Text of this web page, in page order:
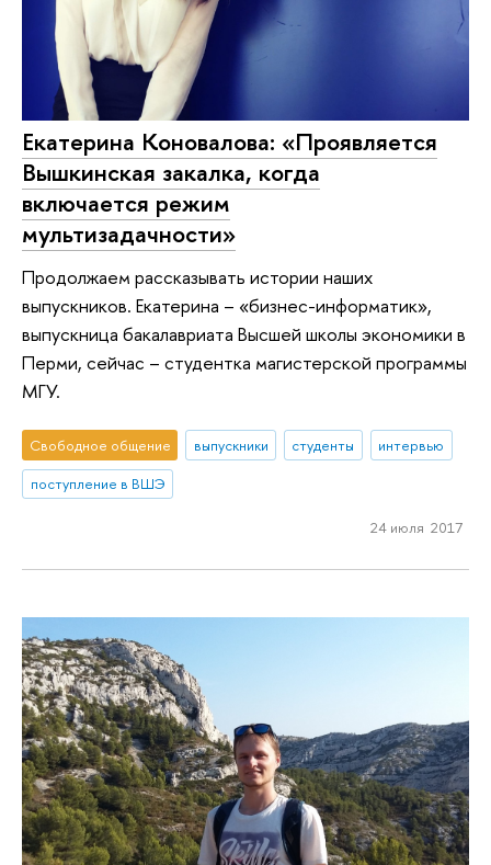
Екатерина Коновалова: «Проявляется
Вышкинская закалка, когда
включается режим
мультизадачности»
Продолжаем рассказывать истории наших
выпускников. Екатерина – «бизнес-информатик»,
выпускница бакалавриата Высшей школы экономики в
Перми, сейчас – студентка магистерской программы
МГУ.
Свободное общение выпускники студенты
интервью
поступление в ВШЭ
24 июля 2017